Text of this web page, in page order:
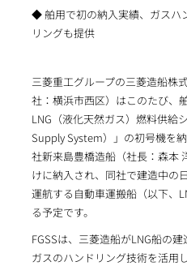
◆ 舶用で初の納入実績、ガスハ
リングも提供
三菱重工グループの三菱造船株
社：横浜市西区）はこのたび、
LNG（液化天然ガス）燃料供給
Supply System）」の初号機を
社新来島豊橋造船（社長：森本
けに納入され、同社で建造中の
運航する自動車運搬船（以下、
る予定です。
FGSSは、三菱造船がLNG船の
ガスのハンドリング技術を活用